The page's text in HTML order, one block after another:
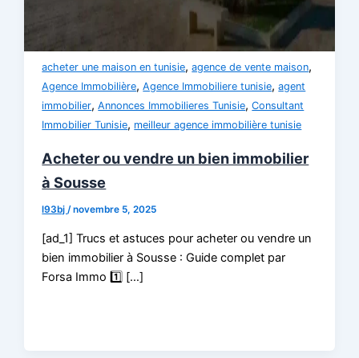
acheter une maison en tunisie,agence de vente maison,
Agence Immobilière,Agence Immobiliere tunisie,agent
immobilier,Annonces Immobilieres Tunisie,Consultant
Immobilier Tunisie, meilleur agence immobilière tunisie
Acheter ou vendre un bien immobilier
à Sousse
l93bj/novembre 5, 2025
[ad_1] Trucs et astuces pour acheter ou vendre un
bien immobilier à Sousse : Guide complet par
Forsa Immo 1️⃣ […]